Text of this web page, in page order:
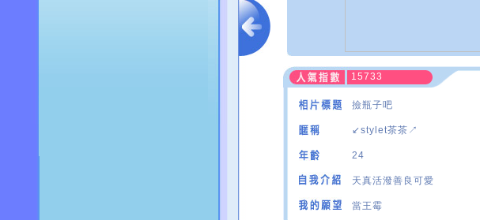
15733
撿瓶子吧
↙stylet茶茶↗
24
天真活潑善良可愛
當王霉